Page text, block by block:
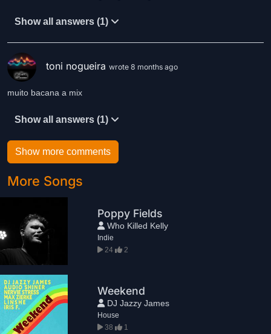
Show all answers (1)
toni nogueira wrote 8 months ago
muito bacana a mix
Show all answers (1)
Show more comments
More Songs
Poppy Fields
Who Killed Kelly
Indie
24
2
Weekend
DJ Jazzy James
House
38
1